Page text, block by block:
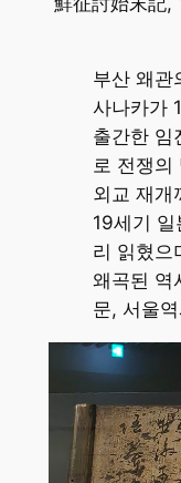
부산 왜관
사나카가
출간한 임
로 전쟁의
외교 재개
19세기 일
리 읽혔으
왜곡된 역
문, 서울